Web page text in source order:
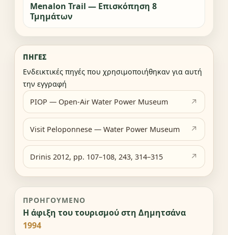
Menalon Trail — Επισκόπηση 8
Τμημάτων
ΠΗΓΈΣ
Ενδεικτικές πηγές που χρησιμοποιήθηκαν για αυτή
την εγγραφή
PIOP — Open-Air Water Power Museum
Visit Peloponnese — Water Power Museum
Drinis 2012, pp. 107–108, 243, 314–315
ΠΡΟΗΓΟΎΜΕΝΟ
Η άφιξη του τουρισμού στη Δημητσάνα
1994